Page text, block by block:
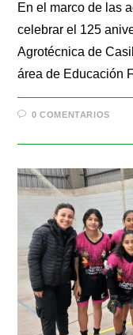
En el marco de las
celebrar el 125
Agrotécnica de
área de Educación
0 COMENTARIOS